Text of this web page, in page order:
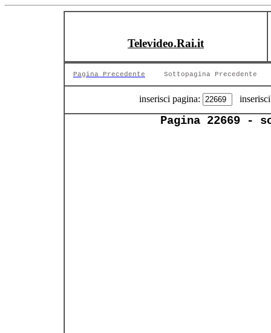
Televideo.Rai.it
Pagina Precedente Sottopagina Precedente
inserisci pagina:
Pagina 22669 -